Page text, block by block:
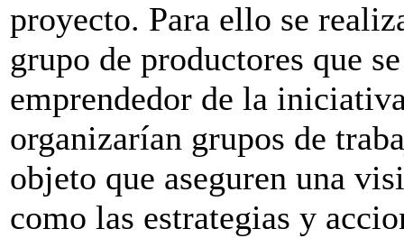
proyecto. Para ello se
grupo de productores que
emprendedor de la
organizarían grupos de
objeto que aseguren una
como las estrategias y